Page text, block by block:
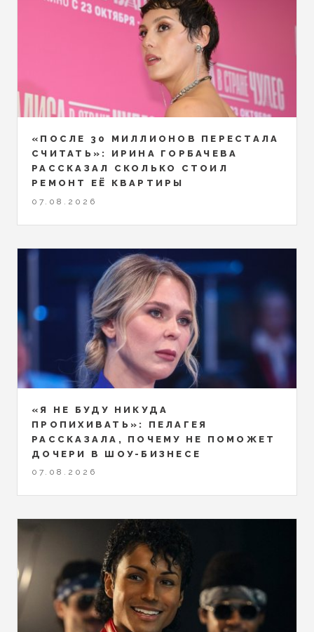
«ПОСЛЕ 30 МИЛЛИОНОВ ПЕРЕСТАЛА
СЧИТАТЬ»: ИРИНА ГОРБАЧЕВА
РАССКАЗАЛ СКОЛЬКО СТОИЛ
РЕМОНТ ЕЁ КВАРТИРЫ
07.08.2026
«Я НЕ БУДУ НИКУДА
ПРОПИХИВАТЬ»: ПЕЛАГЕЯ
РАССКАЗАЛА, ПОЧЕМУ НЕ ПОМОЖЕТ
ДОЧЕРИ В ШОУ-БИЗНЕСЕ
07.08.2026